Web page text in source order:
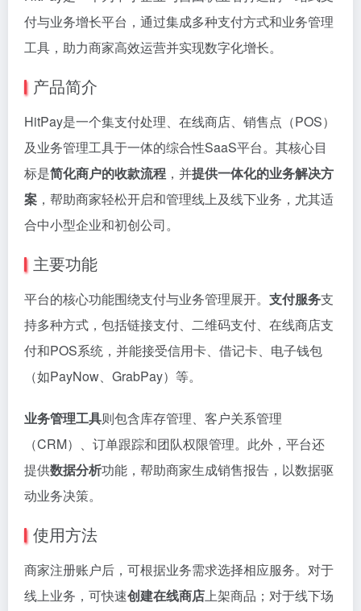
付与业务增长平台，通过集成多种支付方式和业务管理
工具，助力商家高效运营并实现数字化增长。
产品简介
HitPay是一个集支付处理、在线商店、销售点（POS）
及业务管理工具于一体的综合性SaaS平台。其核心目
标是简化商户的收款流程 ，并提供一体化的业务解决方
案 ，帮助商家轻松开启和管理线上及线下业务，尤其适
合中小型企业和初创公司。
主要功能
平台的核心功能围绕支付与业务管理展开。 支付服务支
持多种方式，包括链接支付、二维码支付、在线商店支
付和POS系统，并能接受信用卡、借记卡、电子钱包
（如PayNow、GrabPay）等。
业务管理工具则包含库存管理、客户关系管理
（CRM）、订单跟踪和团队权限管理。此外，平台还
提供数据分析功能，帮助商家生成销售报告，以数据驱
动业务决策。
使用方法
商家注册账户后，可根据业务需求选择相应服务。对于
线上业务，可快速创建在线商店上架商品；对于线下场